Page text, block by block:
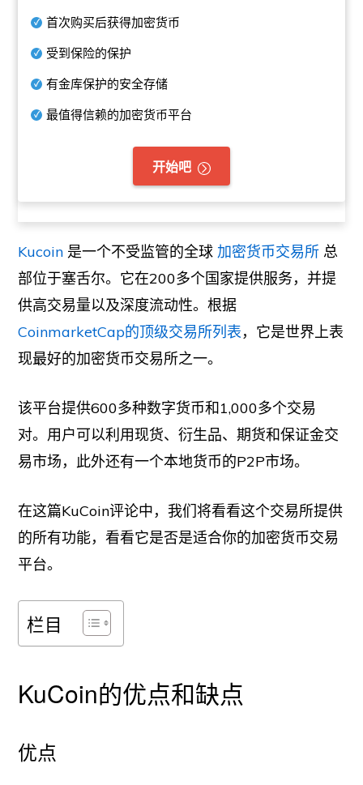
首次购买后获得加密货币
受到保险的保护
有金库保护的安全存储
最值得信赖的加密货币平台
开始吧
Kucoin 是一个不受监管的全球 加密货币交易所 总
部位于塞舌尔。它在200多个国家提供服务，并提
供高交易量以及深度流动性。根据
CoinmarketCap的顶级交易所列表，它是世界上表
现最好的加密货币交易所之一。
该平台提供600多种数字货币和1,000多个交易
对。用户可以利用现货、衍生品、期货和保证金交
易市场，此外还有一个本地货币的P2P市场。
在这篇KuCoin评论中，我们将看看这个交易所提供
的所有功能，看看它是否是适合你的加密货币交易
平台。
栏目
KuCoin的优点和缺点
优点